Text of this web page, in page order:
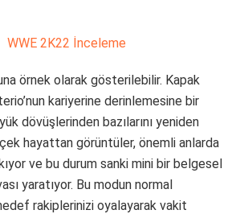
örnek olarak gösterilebilir. Kapak
kariyerine derinlemesine bir
dövüşlerinden bazılarını yeniden
hayattan görüntüler, önemli anlarda
ve bu durum sanki mini bir belgesel
yaratıyor. Bu modun normal
rakiplerinizi oyalayarak vakit